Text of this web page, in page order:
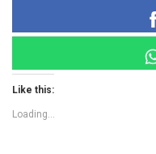
Like this:
Loading...